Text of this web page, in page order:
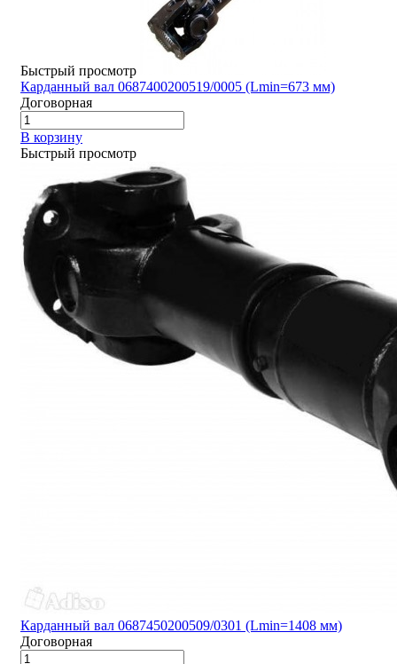
Быстрый просмотр
Карданный вал 0687400200519/0005 (Lmin=673 мм)
Договорная
В корзину
Быстрый просмотр
Карданный вал 0687450200509/0301 (Lmin=1408 мм)
Договорная